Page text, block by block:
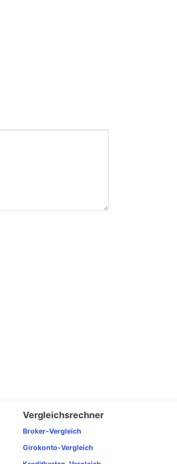
Vergleichsrechner
Broker-Vergleich
Girokonto-Vergleich